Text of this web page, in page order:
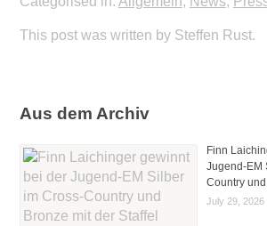
This post was written by Steffen Rust.
Aus dem Archiv
Finn
Jugend-EM
Country
July 29, 2026